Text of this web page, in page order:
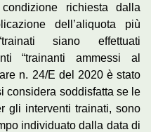
richiesta dalla
dell’aliquota più
siano effettuati
“trainanti ammessi al
n. 24/E del 2020 è stato
considera soddisfatta se le
gli interventi trainati, sono
individuato dalla data di